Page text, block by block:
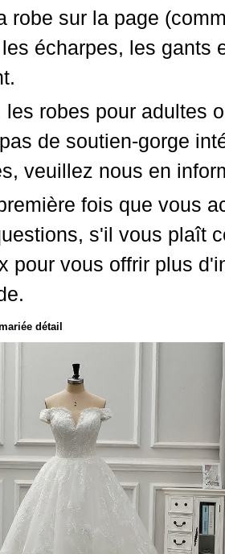
robe sur la page
écharpes, les gants
les robes pour adultes
de soutien-gorge
veuillez nous en
fois que vous
s'il vous plaît
pour vous offrir plus
détail